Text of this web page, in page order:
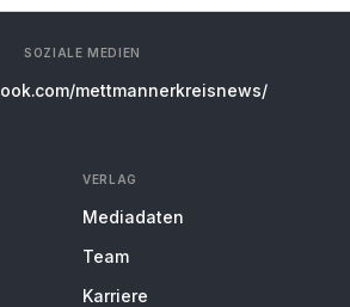
SOZIALE MEDIEN
mettmannerkreisnews/
VERLAG
Mediadaten
Team
Karriere